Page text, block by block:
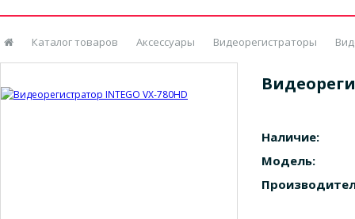
Каталог товаров Аксессуары Видеорегистраторы
Наличие:
Модель: